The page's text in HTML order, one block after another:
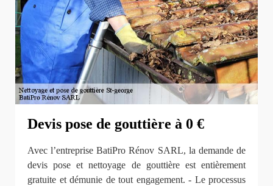
Devis pose de gouttière à 0 €
Avec l’entreprise BatiPro Rénov SARL, la demande de
devis pose et nettoyage de gouttière est entièrement
gratuite et démunie de tout engagement. - Le processus